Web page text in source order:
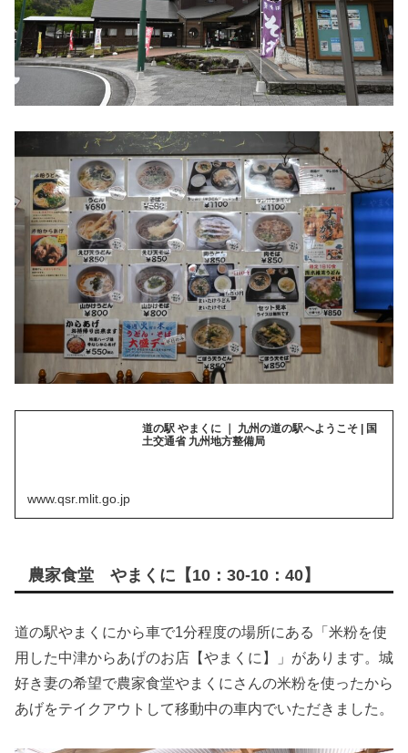
道の駅 やまくに ｜ 九州の道の駅へようこそ | 国
土交通省 九州地方整備局
www.qsr.mlit.go.jp
農家食堂 やまくに【10：30-10：40】
道の駅やまくにから車で1分程度の場所にある「米粉を使
用した中津からあげのお店【やまくに】」があります。城
好き妻の希望で農家食堂やまくにさんの米粉を使ったから
あげをテイクアウトして移動中の車内でいただきました。